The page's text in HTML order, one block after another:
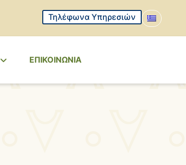
Τηλέφωνα Υπηρεσιών
ΕΠΙΚΟΙΝΩΝΙΑ